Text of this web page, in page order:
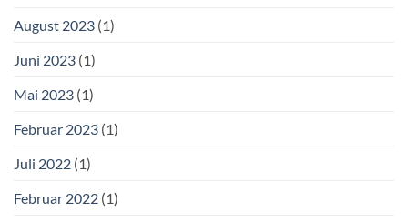
August 2023 (1)
Juni 2023 (1)
Mai 2023 (1)
Februar 2023 (1)
Juli 2022 (1)
Februar 2022 (1)